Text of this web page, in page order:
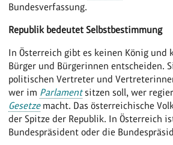
Bundesverfassung.
Republik bedeutet Selbstbestimmung
In Österreich gibt es keinen König und
Bürger und Bürgerinnen entscheiden.
politischen Vertreter und
wer im Parlamentsitzen soll, wer
Gesetzemacht. Das österreichische
der Spitze der Republik. In Österreich
Bundespräsident oder die